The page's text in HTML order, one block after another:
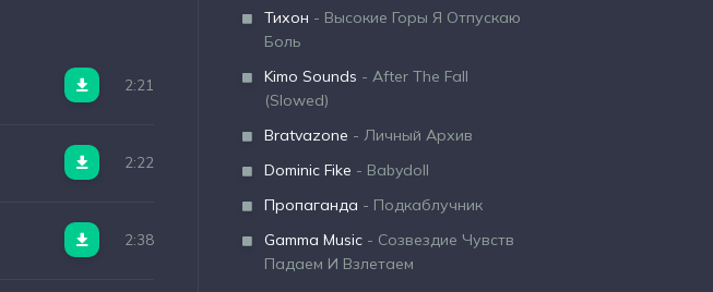
2:21
2:22
2:38
Тихон - Высокие Горы Я Отпускаю
Боль
Kimo Sounds - After The Fall
(Slowed)
Bratvazone - Личный Архив
Dominic Fike - Babydoll
Пропаганда - Подкаблучник
Gamma Music - Созвездие Чувств
Падаем И Взлетаем